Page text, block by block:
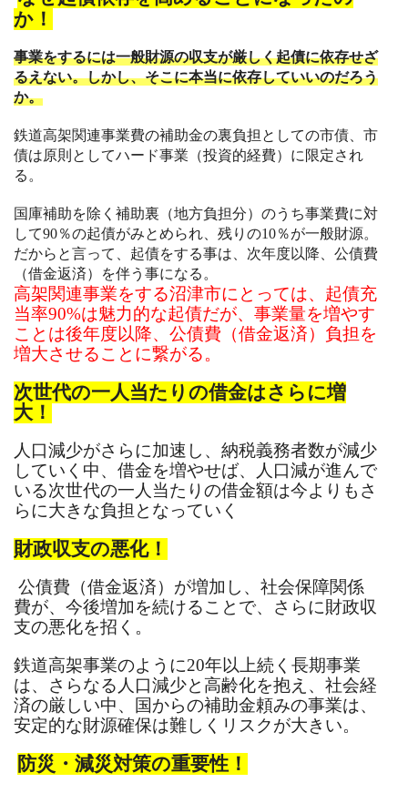
か！
事業をするには一般財源の収支が厳しく起債に依存せざ
るえない。しかし、そこに本当に依存していいのだろう
か。
鉄道高架関連事業費の補助金の裏負担としての市債、市
債は原則としてハード事業（投資的経費）に限定され
る。
国庫補助を除く補助裏（地方負担分）のうち事業費に対
して90％の起債がみとめられ、残りの10％が一般財源。
だからと言って、起債をする事は、次年度以降、公債費
（借金返済）を伴う事になる。
高架関連事業をする沼津市にとっては、起債充
当率90%は魅力的な起債だが、事業量を増やす
ことは後年度以降、公債費（借金返済）負担を
増大させることに繋がる。
次世代の一人当たりの借金はさらに増
大！
人口減少がさらに加速し、納税義務者数が減少
していく中、借金を増やせば、人口減が進んで
いる次世代の一人当たりの借金額は今よりもさ
らに大きな負担となっていく
財政収支の悪化！
公債費（借金返済）が増加し、社会保障関係
費が、今後増加を続けることで、さらに財政収
支の悪化を招く。
鉄道高架事業のように20年以上続く長期事業
は、さらなる人口減少と高齢化を抱え、社会経
済の厳しい中、国からの補助金頼みの事業は、
安定的な財源確保は難しくリスクが大きい。
防災・減災対策の重要性！